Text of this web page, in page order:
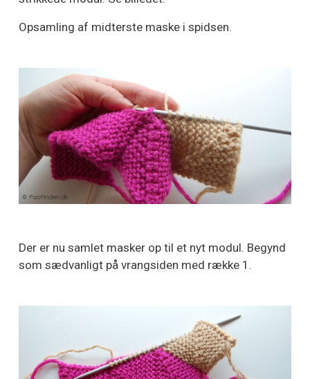
Opsamling af midterste maske i spidsen.
Der er nu samlet masker op til et nyt modul. Begynd
som sædvanligt på vrangsiden med række 1.